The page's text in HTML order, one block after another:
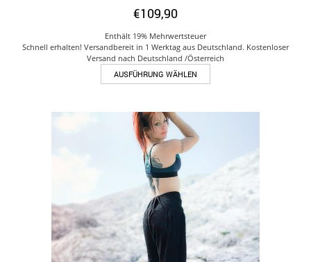
€109,90
Enthält 19% Mehrwertsteuer
Schnell erhalten! Versandbereit in 1 Werktag aus Deutschland. Kostenloser
Versand nach Deutschland /Österreich
AUSFÜHRUNG WÄHLEN
Produkt
mehrere
Optionen
der
Produktseite
gewählt
werden